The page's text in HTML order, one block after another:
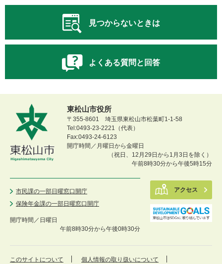
見つからないときは
よくある質問と回答
東松山市役所
〒355-8601 埼玉県東松山市松葉町1-1-58
Tel:0493-23-2221（代表）
Fax:0493-24-6123
開庁時間／月曜日から金曜日
（祝日、12月29日から1月3日を除く）
午前8時30分から午後5時15分
市民課の一部日曜窓口開庁
保険年金課の一部日曜窓口開庁
開庁時間／ 日曜日
午前8時30分から午後0時30分
アクセス
このサイトについて 個人情報の取り扱いについて